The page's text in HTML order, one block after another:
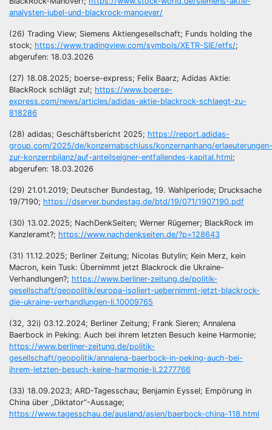
analysten-jubel-und-blackrock-manoever/
(26) Trading View; Siemens Aktiengesellschaft; Funds holding the
stock; https://www.tradingview.com/symbols/XETR-SIE/etfs/;
abgerufen: 18.03.2026
(27) 18.08.2025; boerse-express; Felix Baarz; Adidas Aktie:
BlackRock schlägt zu!; https://www.boerse-
express.com/news/articles/adidas-aktie-blackrock-schlaegt-zu-
818286
(28) adidas; Geschäftsbericht 2025; https://report.adidas-
group.com/2025/de/konzernabschluss/konzernanhang/erlaeuterungen-
zur-konzernbilanz/auf-anteilseigner-entfallendes-kapital.html;
abgerufen: 18.03.2026
(29) 21.01.2019; Deutscher Bundestag, 19. Wahlperiode; Drucksache
19/7190; https://dserver.bundestag.de/btd/19/071/1907190.pdf
(30) 13.02.2025; NachDenkSeiten; Werner Rügemer; BlackRock im
Kanzleramt?; https://www.nachdenkseiten.de/?p=128643
(31) 11.12.2025; Berliner Zeitung; Nicolas Butylin; Kein Merz, kein
Macron, kein Tusk: Übernimmt jetzt Blackrock die Ukraine-
Verhandlungen?; https://www.berliner-zeitung.de/politik-
gesellschaft/geopolitik/europa-isoliert-uebernimmt-jetzt-blackrock-
die-ukraine-verhandlungen-li.10009765
(32, 32i) 03.12.2024; Berliner Zeitung; Frank Sieren; Annalena
Baerbock in Peking: Auch bei ihrem letzten Besuch keine Harmonie;
https://www.berliner-zeitung.de/politik-
gesellschaft/geopolitik/annalena-baerbock-in-peking-auch-bei-
ihrem-letzten-besuch-keine-harmonie-li.2277766
(33) 18.09.2023; ARD-Tagesschau; Benjamin Eyssel; Empörung in
China über „Diktator“-Aussage;
https://www.tagesschau.de/ausland/asien/baerbock-china-118.html